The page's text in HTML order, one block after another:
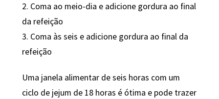
2. Coma ao meio-dia e adicione gordura ao final
da refeição
3. Coma às seis e adicione gordura ao final da
refeição
Uma janela alimentar de seis horas com um
ciclo de jejum de 18 horas é ótima e pode trazer